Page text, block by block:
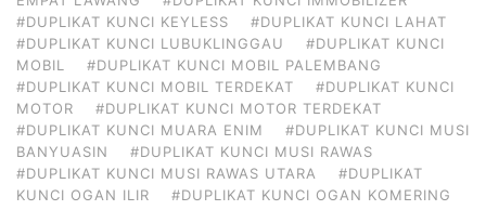
#DUPLIKAT KUNCI KEYLESS
#DUPLIKAT KUNCI LAHAT
#DUPLIKAT KUNCI LUBUKLINGGAU
#DUPLIKAT KUNCI
MOBIL
#DUPLIKAT KUNCI MOBIL PALEMBANG
#DUPLIKAT KUNCI MOBIL TERDEKAT
#DUPLIKAT KUNCI
MOTOR
#DUPLIKAT KUNCI MOTOR TERDEKAT
#DUPLIKAT KUNCI MUARA ENIM
#DUPLIKAT KUNCI MUSI
BANYUASIN
#DUPLIKAT KUNCI MUSI RAWAS
#DUPLIKAT KUNCI MUSI RAWAS UTARA
#DUPLIKAT
KUNCI OGAN ILIR
#DUPLIKAT KUNCI OGAN KOMERING